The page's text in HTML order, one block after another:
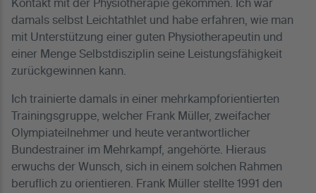
Kontakt mit der Physiotherapie gekommen. Ich war
damals selbst Leichtathlet und habe erfahren, wie man
mit Unterstützung einer guten Physiotherapeutin und
einer Menge Selbstdisziplin seine Leistungsfähigkeit
zurückgewinnen kann.
Ich trainierte damals in einer mehrkampforientierten
Trainingsgruppe, welcher Frank Müller, zweifacher
Olympiateilnehmer und heute verantwortlicher
Bundestrainer im Mehrkampf, angehörte. Hieraus
erwuchs der Wunsch, sich in einem solchen Rahmen
beruflich zu orientieren. Frank Müller stellte 1991 den